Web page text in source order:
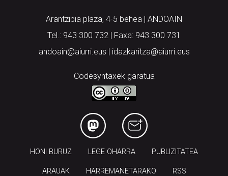
Arantzibia plaza, 4-5 behea | ANDOAIN
Tel.: 943 300 732 | Faxa: 943 300 731
andoain@aiurri.eus | idazkaritza@aiurri.eus
Codesyntaxek garatua
HONI BURUZ LEGE OHARRA PUBLIZITATEA
ARAUAK HARREMANETARAKO RSS